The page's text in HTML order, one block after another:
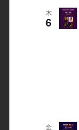
木
6
金